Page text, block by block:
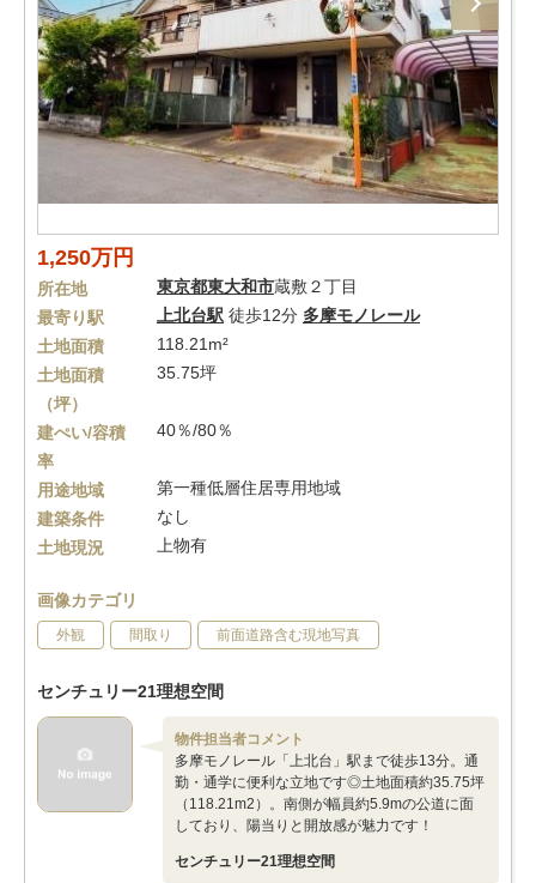
1,250万円
所在地 東京都東大和市蔵敷２丁目
最寄り駅
上北台駅 徒歩12分 多摩モノレール
土地面積
118.21m²
土地面積
（坪）
35.75坪
建ぺい/容積
率
40％/80％
用途地域
第一種低層住居専用地域
建築条件
なし
土地現況
上物有
画像カテゴリ
外観 間取り 前面道路含む現地写真
センチュリー21理想空間
物件担当者コメント
多摩モノレール「上北台」駅まで徒歩13分。通
勤・通学に便利な立地です◎土地面積約35.75坪
（118.21m2）。南側が幅員約5.9mの公道に面
しており、陽当りと開放感が魅力です！
センチュリー21理想空間